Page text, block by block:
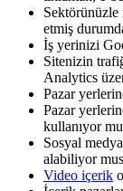
Sektörünüzle
etmiş
İş yerinizi
Sitenizin
Analytics
Pazar
Pazar
kullanıyor
Sosyal
alabiliyor
Video içerik